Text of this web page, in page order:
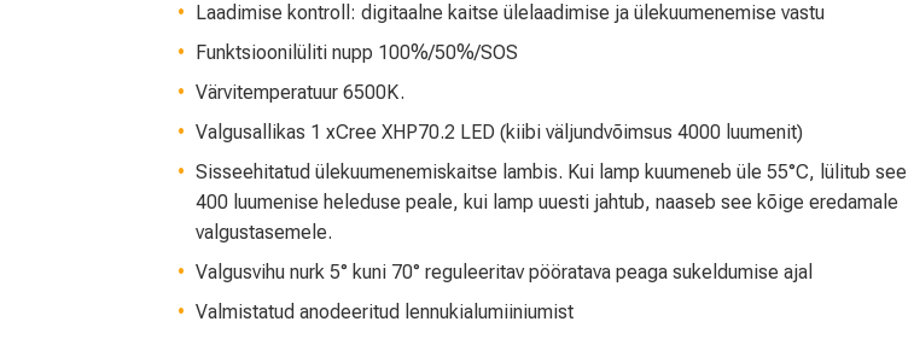
Laadimise kontroll: digitaalne kaitse ülelaadimise ja ülekuumenemise vastu
Funktsioonilüliti nupp 100%/50%/SOS
Värvitemperatuur 6500K.
Valgusallikas 1 xCree XHP70.2 LED (kiibi väljundvõimsus 4000 luumenit)
Sisseehitatud ülekuumenemiskaitse lambis. Kui lamp kuumeneb üle 55°C, lülitub see
400 luumenise heleduse peale, kui lamp uuesti jahtub, naaseb see kõige eredamale
valgustasemele.
Valgusvihu nurk 5° kuni 70° reguleeritav pööratava peaga sukeldumise ajal
Valmistatud anodeeritud lennukialumiiniumist